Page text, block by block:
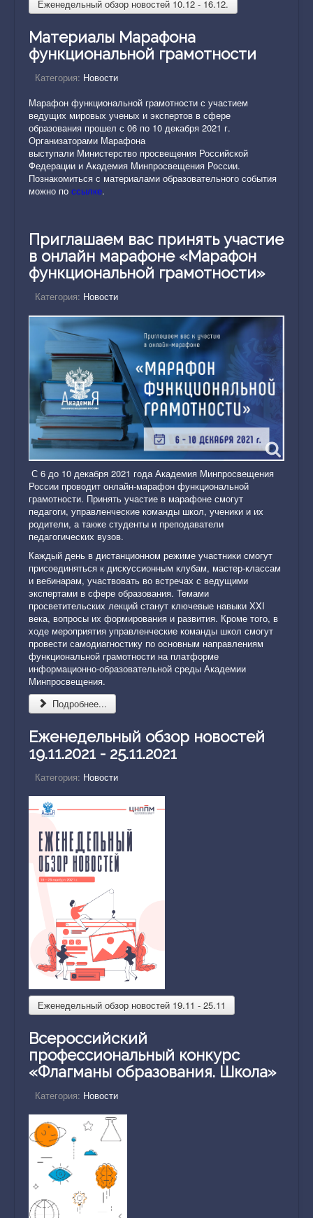
Еженедельный обзор новостей 10.12 - 16.12.
Материалы Марафона
функциональной грамотности
Категория: Новости
Марафон функциональной грамотности с участием
ведущих мировых ученых и экспертов в сфере
образования прошел с 06 по 10 декабря 2021 г.
Организаторами Марафона
выступали Министерство просвещения Российской
Федерации и Академия Минпросвещения России.
Познакомиться с материалами образовательного события
можно по ссылке.
Приглашаем вас принять участие
в онлайн марафоне «Марафон
функциональной грамотности»
Категория: Новости
С 6 до 10 декабря 2021 года Академия Минпросвещения
России проводит онлайн-марафон функциональной
грамотности. Принять участие в марафоне смогут
педагоги, управленческие команды школ, ученики и их
родители, а также студенты и преподаватели
педагогических вузов.
Каждый день в дистанционном режиме участники смогут
присоединяться к дискуссионным клубам, мастер-классам
и вебинарам, участвовать во встречах с ведущими
экспертами в сфере образования. Темами
просветительских лекций станут ключевые навыки XXI
века, вопросы их формирования и развития. Кроме того, в
ходе мероприятия управленческие команды школ смогут
провести самодиагностику по основным направлениям
функциональной грамотности на платформе
информационно-образовательной среды Академии
Минпросвещения.
Подробнее...
Еженедельный обзор новостей
19.11.2021 - 25.11.2021
Категория: Новости
Еженедельный обзор новостей 19.11 - 25.11
Всероссийский
профессиональный конкурс
«Флагманы образования. Школа»
Категория: Новости